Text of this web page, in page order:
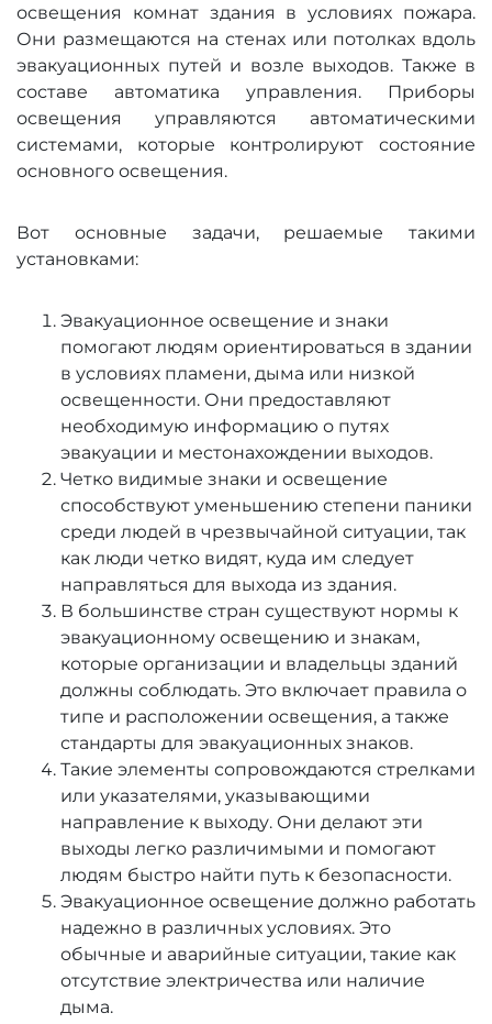
освещения комнат здания в условиях пожара.
Они размещаются на стенах или потолках вдоль
эвакуационных путей и возле выходов. Также в
составе автоматика управления. Приборы
освещения управляются автоматическими
системами, которые контролируют состояние
основного освещения.
Вот основные задачи, решаемые такими
установками:
Эвакуационное освещение и знаки
помогают людям ориентироваться в здании
в условиях пламени, дыма или низкой
освещенности. Они предоставляют
необходимую информацию о путях
эвакуации и местонахождении выходов.
Четко видимые знаки и освещение
способствуют уменьшению степени паники
среди людей в чрезвычайной ситуации, так
как люди четко видят, куда им следует
направляться для выхода из здания.
В большинстве стран существуют нормы к
эвакуационному освещению и знакам,
которые организации и владельцы зданий
должны соблюдать. Это включает правила о
типе и расположении освещения, а также
стандарты для эвакуационных знаков.
Такие элементы сопровождаются стрелками
или указателями, указывающими
направление к выходу. Они делают эти
выходы легко различимыми и помогают
людям быстро найти путь к безопасности.
Эвакуационное освещение должно работать
надежно в различных условиях. Это
обычные и аварийные ситуации, такие как
отсутствие электричества или наличие
дыма.